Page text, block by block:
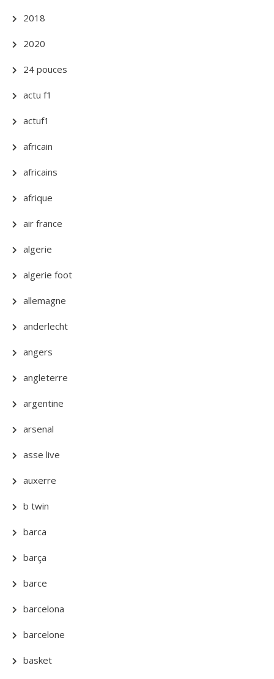
2018
2020
24 pouces
actu f1
actuf1
africain
africains
afrique
air france
algerie
algerie foot
allemagne
anderlecht
angers
angleterre
argentine
arsenal
asse live
auxerre
b twin
barca
barça
barce
barcelona
barcelone
basket